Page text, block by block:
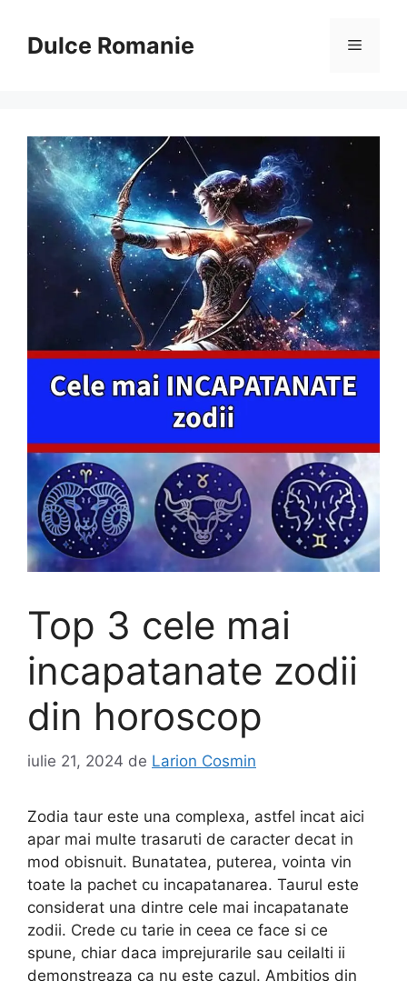
conținutDulce Romanie Meniu
Top 3 cele mai
incapatanate zodii
din horoscop
iulie 21, 2024 de Larion Cosmin
Zodia taur este una complexa, astfel incat aici
apar mai multe trasaruti de caracter decat in
mod obisnuit. Bunatatea, puterea, vointa vin
toate la pachet cu incapatanarea. Taurul este
considerat una dintre cele mai incapatanate
zodii. Crede cu tarie in ceea ce face si ce
spune, chiar daca imprejurarile sau ceilalti ii
demonstreaza ca nu este cazul. Ambitios din